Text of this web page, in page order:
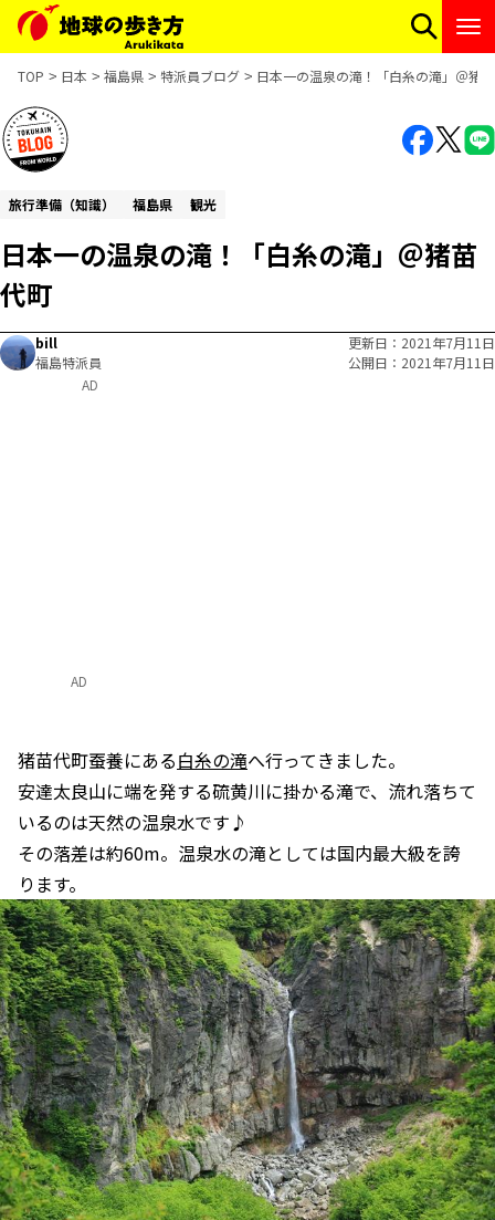
TOP 日本 福島県 特派員ブログ 日本一の温泉の滝！「白糸の滝」＠猪
旅行準備（知識） 福島県 観光
日本一の温泉の滝！「白糸の滝」＠猪苗
代町
bill
福島特派員
更新日
2021年7月11日
公開日
2021年7月11日
AD
猪苗代町蚕養にある白糸の滝へ行ってきました。
安達太良山に端を発する硫黄川に掛かる滝で、流れ落ちて
いるのは天然の温泉水です♪
その落差は約60m。温泉水の滝としては国内最大級を誇
ります。
AD